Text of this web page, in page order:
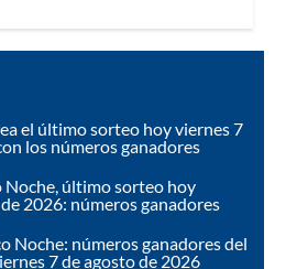
el último sorteo hoy viernes 7
los números ganadores
Noche, último sorteo hoy
2026: números ganadores
Noche: números ganadores del
7 de agosto de 2026